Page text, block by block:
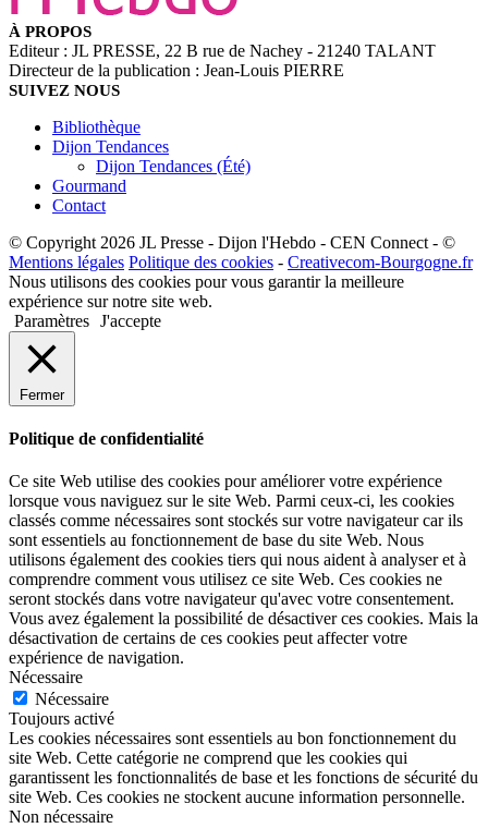
À PROPOS
Editeur : JL PRESSE, 22 B rue de Nachey - 21240 TALANT
Directeur de la publication : Jean-Louis PIERRE
SUIVEZ NOUS
Bibliothèque
Dijon Tendances
Dijon Tendances (Été)
Gourmand
Contact
© Copyright 2026 JL Presse - Dijon l'Hebdo - CEN Connect - ©
Mentions légales Politique des cookies - Creativecom-Bourgogne.fr
Nous utilisons des cookies pour vous garantir la meilleure
expérience sur notre site web.
Paramètres J'accepte
Fermer
Politique de confidentialité
Ce site Web utilise des cookies pour améliorer votre expérience
lorsque vous naviguez sur le site Web. Parmi ceux-ci, les cookies
classés comme nécessaires sont stockés sur votre navigateur car ils
sont essentiels au fonctionnement de base du site Web. Nous
utilisons également des cookies tiers qui nous aident à analyser et à
comprendre comment vous utilisez ce site Web. Ces cookies ne
seront stockés dans votre navigateur qu'avec votre consentement.
Vous avez également la possibilité de désactiver ces cookies. Mais la
désactivation de certains de ces cookies peut affecter votre
expérience de navigation.
Nécessaire
Nécessaire
Toujours activé
Les cookies nécessaires sont essentiels au bon fonctionnement du
site Web. Cette catégorie ne comprend que les cookies qui
garantissent les fonctionnalités de base et les fonctions de sécurité du
site Web. Ces cookies ne stockent aucune information personnelle.
Non nécessaire